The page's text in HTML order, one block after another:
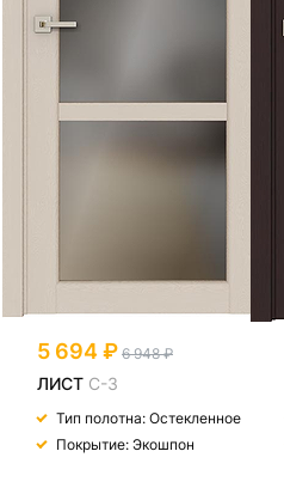
5 694 6 948
ЛИСТ С-3
Тип полотна: Остекленное
Покрытие: Экошпон